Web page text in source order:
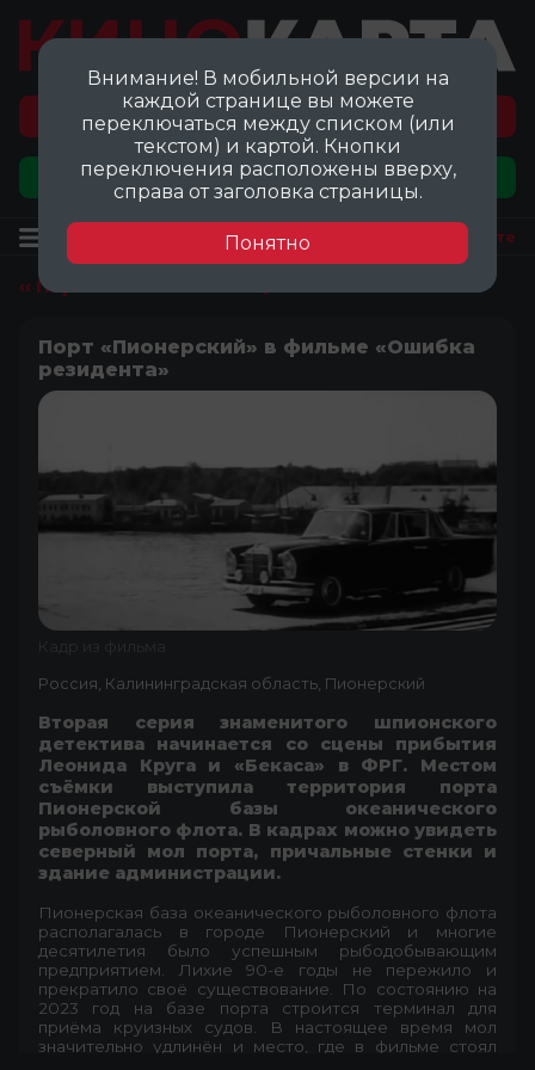
Перейти на карту локаций ©
Добавить локацию
Посмотреть на карте
‹‹ Перейти ко всем локациям
Порт «Пионерский» в фильме «Ошибка
резидента»
Кадр из фильма
Россия, Калининградская область, Пионерский
Вторая серия знаменитого шпионского
детектива начинается со сцены прибытия
Леонида Круга и «Бекаса» в ФРГ. Местом
съёмки выступила территория порта
Пионерской базы океанического
рыболовного флота. В кадрах можно увидеть
северный мол порта, причальные стенки и
здание администрации.
Пионерская база океанического рыболовного флота
располагалась в городе Пионерский и многие
десятилетия было успешным рыбодобывающим
предприятием. Лихие 90-е годы не пережило и
прекратило своё существование. По состоянию на
2023 год на базе порта строится терминал для
приёма круизных судов. В настоящее время мол
значительно удлинён и место, где в фильме стоял
Внимание! В мобильной версии на
каждой странице вы можете
переключаться между списком (или
текстом) и картой. Кнопки
переключения расположены вверху,
справа от заголовка страницы.
Понятно